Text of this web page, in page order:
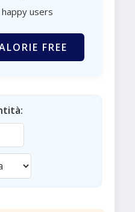
happy users
FREE